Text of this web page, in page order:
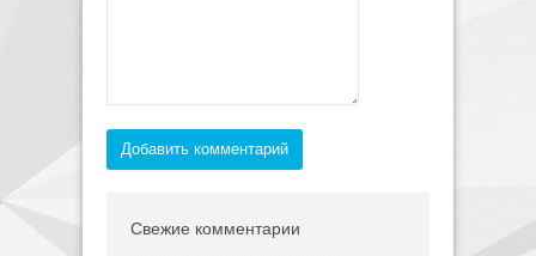
Добавить комментарий
Свежие комментарии